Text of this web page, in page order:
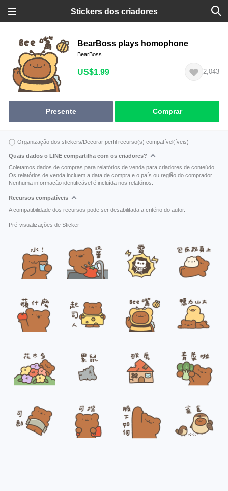
Stickers dos criadores
BearBoss plays homophone
BearBoss
US$1.99 2,043
Presente Comprar
Organização dos stickers/Decorar perfil recurso(s) compatível(íveis)
Quais dados o LINE compartilha com os criadores?
Coletamos dados de compras para relatórios de venda para criadores de conteúdo.
Os relatórios de venda incluem a data de compra e o país ou região do comprador.
Nenhuma informação identificável é incluída nos relatórios.
Recursos compatíveis
A compatibilidade dos recursos pode ser desabilitada a critério do autor.
Pré-visualizações de Sticker